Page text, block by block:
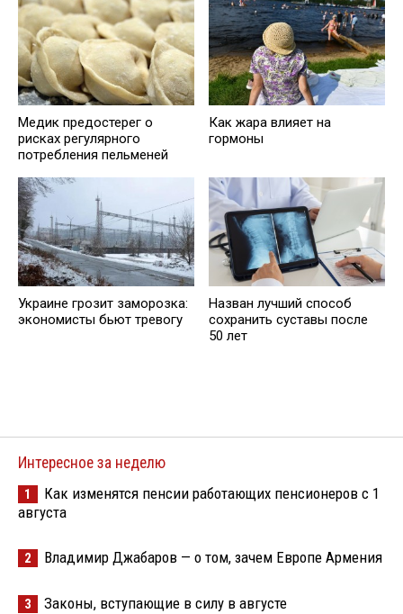
Медик предостерег о
рисках регулярного
потребления пельменей
Как жара влияет на
гормоны
Украине грозит заморозка:
экономисты бьют тревогу
Назван лучший способ
сохранить суставы после
50 лет
Интересное за неделю
1
Как изменятся пенсии работающих пенсионеров с 1
августа
2 Владимир Джабаров — о том, зачем Европе Армения
3 Законы, вступающие в силу в августе